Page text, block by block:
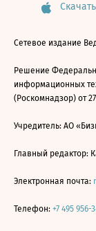
Сетевое издание
Решение
информационных
(Роскомнадзор) от
Учредитель: АО
Главный редактор:
Электронная почта:
Телефон: +7 495 956-